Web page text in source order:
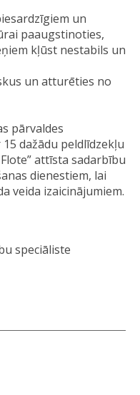
un
paaugstinoties,
kļūst nestabils un
un atturēties no
pārvaldes
dažādu peldlīdzekļu
attīsta sadarbību
dienestiem, lai
veida izaicinājumiem.
speciāliste